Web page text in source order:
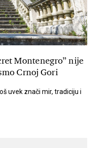
Montenegro” nije
Crnoj Gori
uvek znači mir, tradiciju i